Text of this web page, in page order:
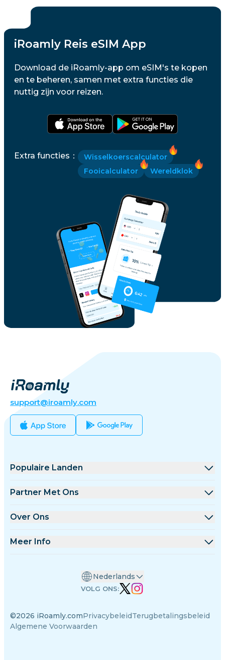
iRoamly Reis eSIM App
Download de iRoamly-app om eSIM's te kopen
en te beheren, samen met extra functies die
nuttig zijn voor reizen.
Extra functies ：
Wisselkoerscalculator
Fooicalculator
Wereldklok
support@iroamly.com
Populaire Landen
Verenigde Staten
Frankrijk
India
Partner Met Ons
Groothandel Platform
Over Ons
Over iRoamly
Meer Info
Auteursteam
©2026 iRoamly.comPrivacybeleidTerugbetalingsbeleid
Algemene Voorwaarden
Nederlands
VOLG ONS: